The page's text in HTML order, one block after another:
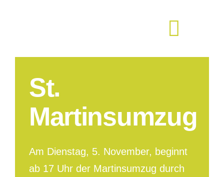
St.
Martinsumzug
Am Dienstag, 5. November, beginnt
ab 17 Uhr der Martinsumzug durch